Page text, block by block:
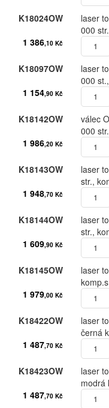
Konica-Minolta
Kyocera
Lexmark
Mannesmann
Mectec
Nakajima
Panasonic
Philips
K18024OW
laser
000
1 386,10 Kč
K18097OW
laser
000
1 154,90 Kč
K18142OW
válec
000
1 986,20 Kč
K18143OW
laser
str.​,​
1 948,70 Kč
K18144OW
laser
str.​,​
1 609,90 Kč
K18145OW
laser
1 979,00 Kč
K18422OW
laser
černá
1 487,70 Kč
K18423OW
laser
modrá
1 487,70 Kč